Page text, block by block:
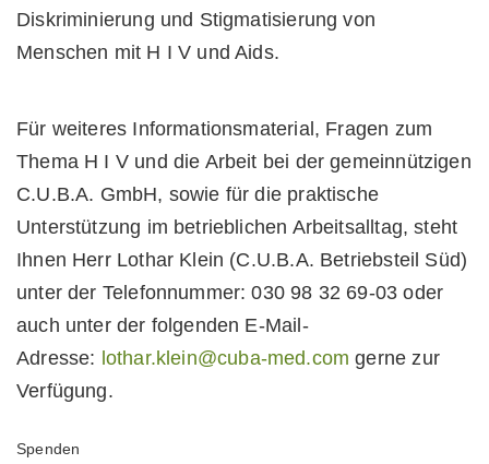
Diskriminierung und Stigmatisierung von
Menschen mit H I V und Aids.
Für weiteres Informationsmaterial, Fragen zum
Thema H I V und die Arbeit bei der gemeinnützigen
C.U.B.A. GmbH, sowie für die praktische
Unterstützung im betrieblichen Arbeitsalltag, steht
Ihnen Herr Lothar Klein (C.U.B.A. Betriebsteil Süd)
unter der Telefonnummer: 030 98 32 69-03 oder
auch unter der folgenden E-Mail-
Adresse: lothar.klein@cuba-med.com gerne zur
Verfügung.
Spenden